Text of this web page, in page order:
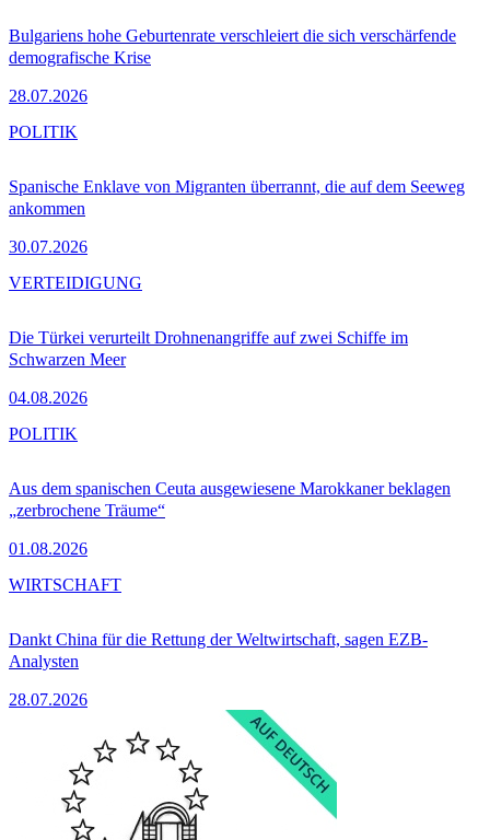
Bulgariens hohe Geburtenrate verschleiert die sich verschärfende
demografische Krise
28.07.2026
Spanische Enklave von Migranten überrannt, die auf dem Seeweg
ankommen
30.07.2026
POLITIK
Die Türkei verurteilt Drohnenangriffe auf zwei Schiffe im
Schwarzen Meer
04.08.2026
VERTEIDIGUNG
Aus dem spanischen Ceuta ausgewiesene Marokkaner beklagen
„zerbrochene Träume“
01.08.2026
POLITIK
Dankt China für die Rettung der Weltwirtschaft, sagen EZB-
Analysten
28.07.2026
WIRTSCHAFT